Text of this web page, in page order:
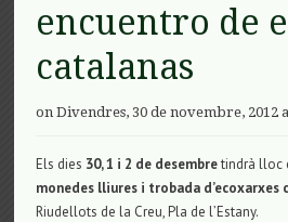
encuentro de
catalanas
on Divendres, 30 de novembre, 2012
Els dies 30, 1 i 2 de desembretindrà lloc
monedes lliures i trobada d’ecoxarxes
Riudellots de la Creu, Pla de l’Estany.